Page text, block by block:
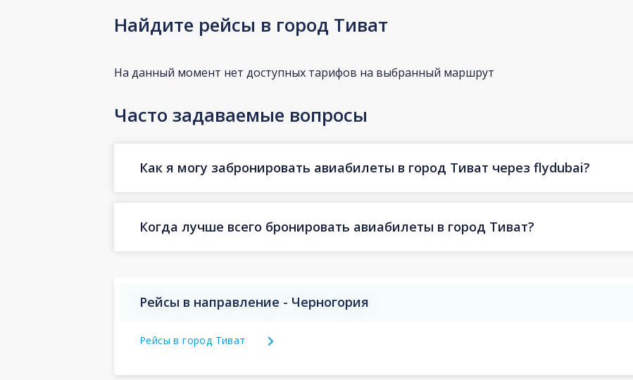
Найдите рейсы в город Тиват
На данный момент нет доступных тарифов на выбранный маршрут
Часто задаваемые вопросы
Как я могу забронировать авиабилеты в город Тиват через flydubai?
Когда лучше всего бронировать авиабилеты в город Тиват?
Рейсы в направление - Черногория
Рейсы в город Тиват